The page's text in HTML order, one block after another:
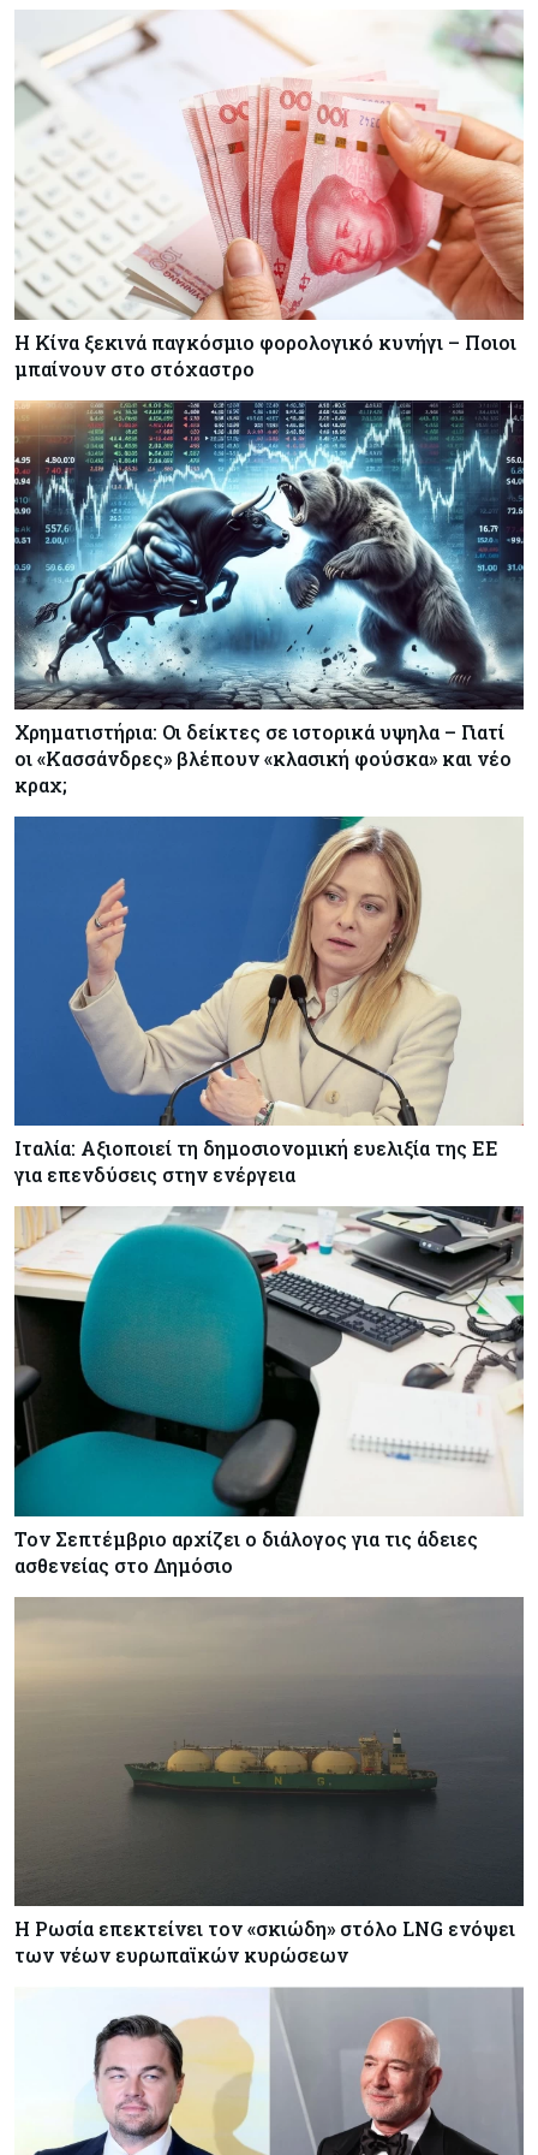
Η Κίνα ξεκινά παγκόσμιο φορολογικό κυνήγι – Ποιοι
μπαίνουν στο στόχαστρο
Χρηματιστήρια: Οι δείκτες σε ιστορικά υψηλα – Γιατί
οι «Κασσάνδρες» βλέπουν «κλασική φούσκα» και νέο
κραχ;
Ιταλία: Αξιοποιεί τη δημοσιονομική ευελιξία της ΕΕ
για επενδύσεις στην ενέργεια
Τον Σεπτέμβριο αρχίζει ο διάλογος για τις άδειες
ασθενείας στο Δημόσιο
Η Ρωσία επεκτείνει τον «σκιώδη» στόλο LNG ενόψει
των νέων ευρωπαϊκών κυρώσεων